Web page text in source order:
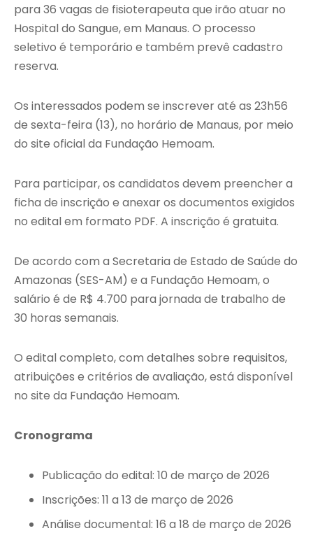
para 36 vagas de fisioterapeuta que irão atuar no
Hospital do Sangue, em Manaus. O processo
seletivo é temporário e também prevê cadastro
reserva.
Os interessados podem se inscrever até as 23h56
de sexta-feira (13), no horário de Manaus, por meio
do site oficial da Fundação Hemoam.
Para participar, os candidatos devem preencher a
ficha de inscrição e anexar os documentos exigidos
no edital em formato PDF. A inscrição é gratuita.
De acordo com a Secretaria de Estado de Saúde do
Amazonas (SES-AM) e a Fundação Hemoam, o
salário é de R$ 4.700 para jornada de trabalho de
30 horas semanais.
O edital completo, com detalhes sobre requisitos,
atribuições e critérios de avaliação, está disponível
no site da Fundação Hemoam.
Cronograma
Publicação do edital: 10 de março de 2026
Inscrições: 11 a 13 de março de 2026
Análise documental: 16 a 18 de março de 2026